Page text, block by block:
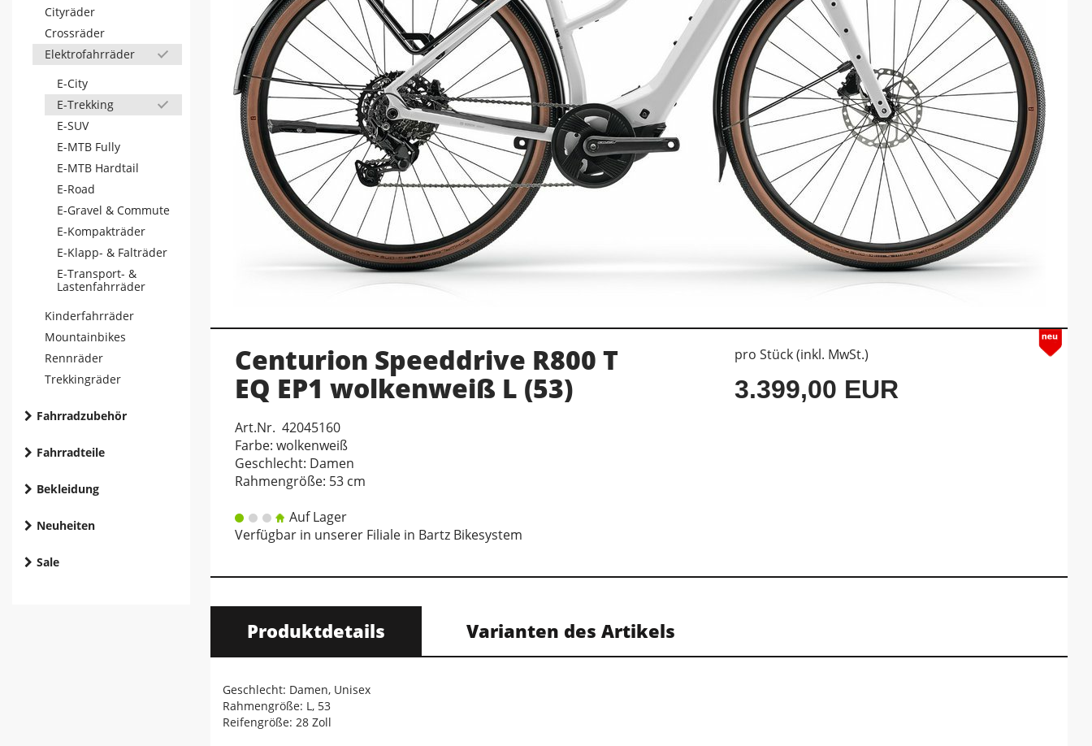
Cityräder
Crossräder
Elektrofahrräder
E-City
E-Trekking
E-SUV
E-MTB Fully
E-MTB Hardtail
E-Road
E-Gravel & Commute
E-Kompakträder
E-Klapp- & Falträder
E-Transport- &
Lastenfahrräder
Kinderfahrräder
Mountainbikes
Rennräder
Trekkingräder
Fahrradzubehör
Fahrradteile
Bekleidung
Neuheiten
Sale
Centurion Speeddrive R800 T
EQ EP1 wolkenweiß L (53)
Art.Nr. 42045160
Farbe: wolkenweiß
Geschlecht: Damen
Rahmengröße: 53 cm
Auf Lager
Verfügbar in unserer Filiale in Bartz Bikesystem
pro Stück (inkl. MwSt.)
3.399,00 EUR
Produktdetails Varianten des Artikels
Geschlecht: Damen, Unisex
Rahmengröße: L, 53
Reifengröße: 28 Zoll